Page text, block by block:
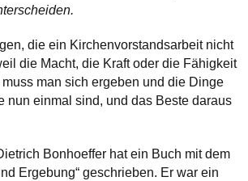
die ein Kirchenvorstandsarbeit nicht
die Macht, die Kraft oder die Fähigkeit
man sich ergeben und die Dinge
nun einmal sind, und das Beste daraus
Bonhoeffer hat ein Buch mit dem
Ergebung“ geschrieben. Er war ein